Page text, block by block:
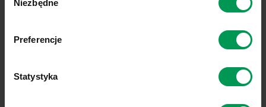
zgody
Niezbędne
Preferencje
Statystyka